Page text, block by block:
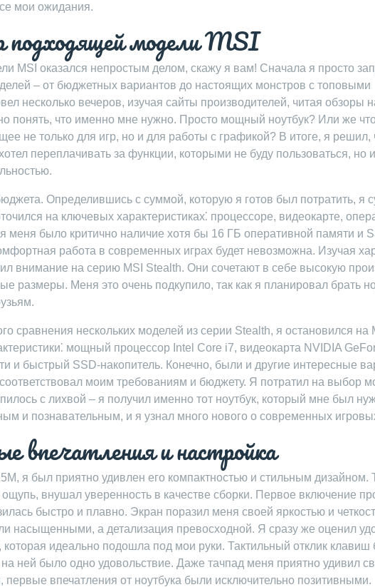
мои ожидания.
модели MSI
MSI оказался непростым делом, скажу я вам! Сначала я просто
– от бюджетных вариантов до настоящих монстров с топовыми
несколько вечеров, изучая сайты производителей, читая обзоры
понять, что именно мне нужно. Просто мощный ноутбук? Или же
не только для игр, но и для работы с графикой? В итоге, я решил,
переплачивать за функции, которыми не буду пользоваться, но
Определившись с суммой, которую я готов был потратить, я
на ключевых характеристиках⁚ процессоре, видеокарте,
меня было критично наличие хотя бы 16 ГБ оперативной памяти и
работа в современных играх будет невозможна. Изучая
внимание на серию MSI Stealth. Они сочетают в себе высокую
размеры. Меня это очень подкупило, так как я планировал брать
сравнения нескольких моделей из серии Stealth, я остановился на
мощный процессор Intel Core i7, видеокарта NVIDIA
и быстрый SSD-накопитель. Конечно, были и другие интересные
моим требованиям и бюджету. Я потратил на выбор
с лихвой – я получил именно тот ноутбук, который мне был
и познавательным, и я узнал много нового о современных
впечатления и настройка
я был приятно удивлен его компактностью и стильным дизайном.
внушал уверенность в качестве сборки. Первое включение
быстро и плавно. Экран поразил меня своей яркостью и
насыщенными, а детализация превосходной. Я сразу же оценил
которая идеально подошла под мои руки. Тактильный отклик клавиш
ней было одно удовольствие. Даже тачпад меня приятно удивил
впечатления от ноутбука были исключительно позитивными.